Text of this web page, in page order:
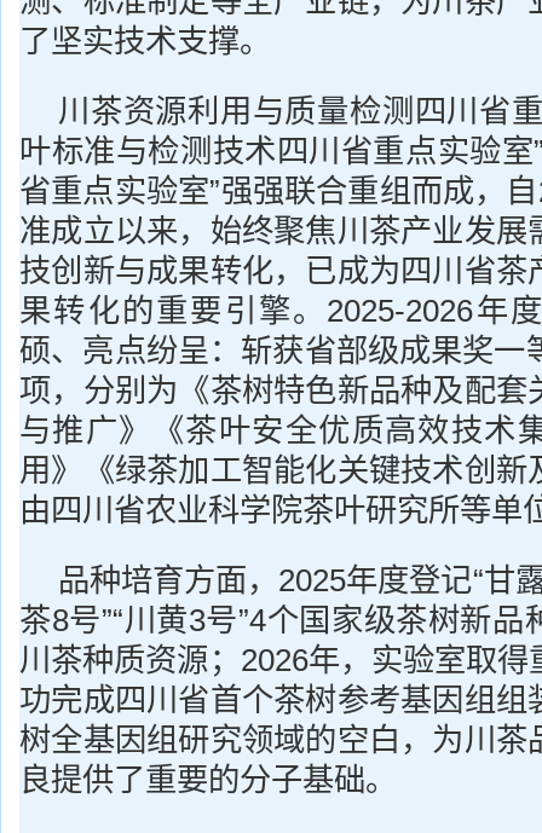
了坚实技术支撑。
川茶资源利用与质量检测四川省
叶标准与检测技术四川省重点实验室
省重点实验室”强强联合重组而成，
准成立以来，始终聚焦川茶产业发展
技创新与成果转化，已成为四川省茶
果转化的重要引擎。2025-2026年
硕、亮点纷呈：斩获省部级成果奖一
项，分别为《茶树特色新品种及配套
与推广》《茶叶安全优质高效技术
用》《绿茶加工智能化关键技术创新
由四川省农业科学院茶叶研究所等单
品种培育方面，2025年度登记“甘
茶8号”“川黄3号”4个国家级茶树新
川茶种质资源；2026年，实验室取
功完成四川省首个茶树参考基因组组
树全基因组研究领域的空白，为川茶
良提供了重要的分子基础。